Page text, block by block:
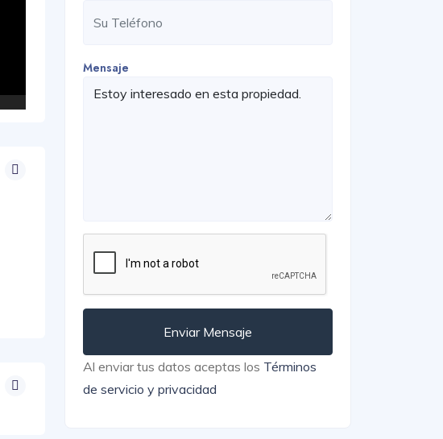
Mensaje
Enviar Mensaje
Al enviar tus datos aceptas los Términos
de servicio y privacidad